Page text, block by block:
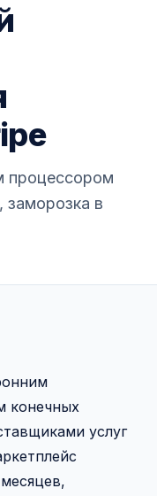
процессором
заморозка в
конечных
услуг